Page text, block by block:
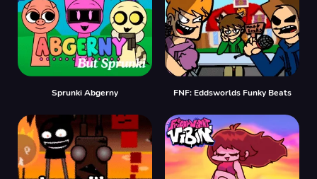
Sprunki Abgerny FNF: Eddsworlds Funky Beats